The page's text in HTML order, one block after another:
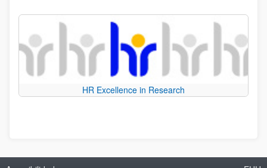
HR Excellence in Research